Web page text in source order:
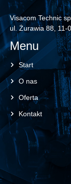
Visacom Technic
ul. Żurawia 88, 11-
Menu
Start
O nas
Oferta
Kontakt